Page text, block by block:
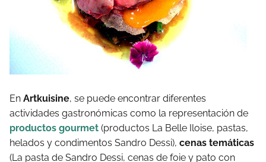
En Artkuisine, se puede encontrar diferentes
actividades gastronómicas como la representación de
productos gourmet (productos La Belle Iloise, pastas,
helados y condimentos Sandro Dessi), cenas temáticas
(La pasta de Sandro Dessi, cenas de foie y pato con